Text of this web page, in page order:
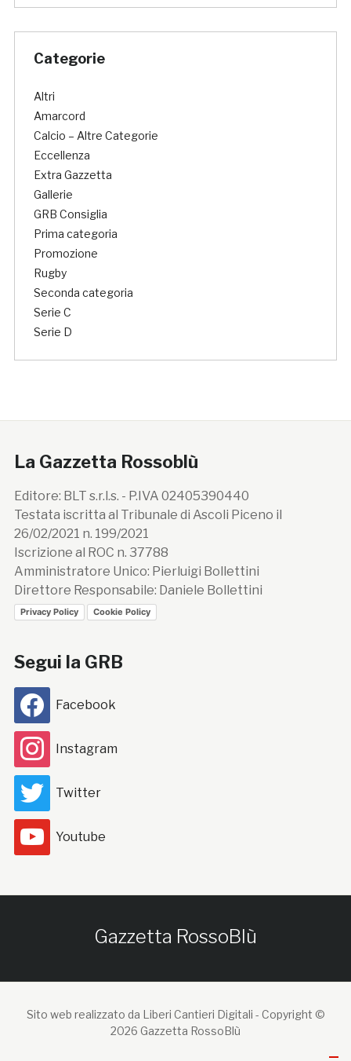
Categorie
Altri
Amarcord
Calcio – Altre Categorie
Eccellenza
Extra Gazzetta
Gallerie
GRB Consiglia
Prima categoria
Promozione
Rugby
Seconda categoria
Serie C
Serie D
La Gazzetta Rossoblù
Editore: BLT s.r.l.s. - P.IVA 02405390440
Testata iscritta al Tribunale di Ascoli Piceno il
26/02/2021 n. 199/2021
Iscrizione al ROC n. 37788
Amministratore Unico: Pierluigi Bollettini
Direttore Responsabile: Daniele Bollettini
Privacy Policy Cookie Policy
Segui la GRB
Facebook
Instagram
Twitter
Youtube
Gazzetta RossoBlù
Sito web realizzato da Liberi Cantieri Digitali - Copyright ©
2026 Gazzetta RossoBlù